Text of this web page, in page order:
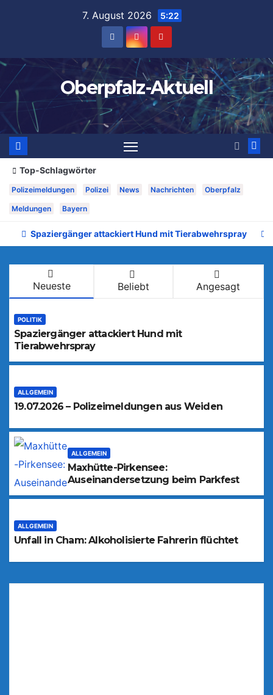
7. August 2026 5:22
Oberpfalz-Aktuell
Top-Schlagwörter
Polizeimeldungen Polizei News Nachrichten Oberpfalz
Meldungen Bayern
Spaziergänger attackiert Hund mit Tierabwehrspray
Neueste Beliebt Angesagt
POLITIK
Spaziergänger attackiert Hund mit
Tierabwehrspray
ALLGEMEIN
19.07.2026 – Polizeimeldungen aus Weiden
ALLGEMEIN
Maxhütte-Pirkensee:
Auseinandersetzung beim Parkfest
ALLGEMEIN
Unfall in Cham: Alkoholisierte Fahrerin flüchtet